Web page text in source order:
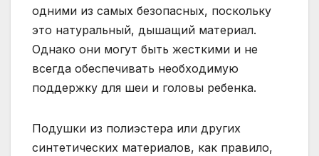
одними из самых безопасных, поскольку
это натуральный, дышащий материал.
Однако они могут быть жесткими и не
всегда обеспечивать необходимую
поддержку для шеи и головы ребенка.
Подушки из полиэстера или других
синтетических материалов, как правило,